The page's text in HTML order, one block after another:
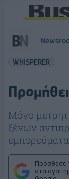
WHISPERER
Μόνο
ξένων
εμπορεύματα
Πρόσθεσε
στα